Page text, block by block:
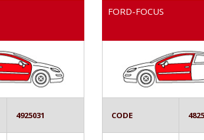
4925031
FORD-FOCUS
CODE